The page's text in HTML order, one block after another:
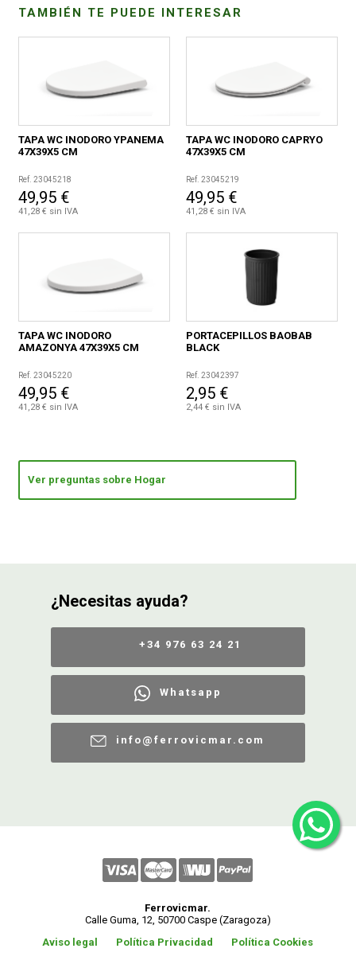
TAMBIÉN TE PUEDE INTERESAR
TAPA WC INODORO YPANEMA
47X39X5 CM
Ref. 23045218
49,95 €
41,28 € sin IVA
TAPA WC INODORO CAPRYO
47X39X5 CM
Ref. 23045219
49,95 €
41,28 € sin IVA
TAPA WC INODORO
AMAZONYA 47X39X5 CM
Ref. 23045220
49,95 €
41,28 € sin IVA
PORTACEPILLOS BAOBAB
BLACK
Ref. 23042397
2,95 €
2,44 € sin IVA
Ver preguntas sobre Hogar
¿Necesitas ayuda?
+34 976 63 24 21
Whatsapp
info@ferrovicmar.com
Ferrovicmar.
Calle Guma, 12, 50700 Caspe (Zaragoza)
Aviso legal
Política Privacidad Política Cookies